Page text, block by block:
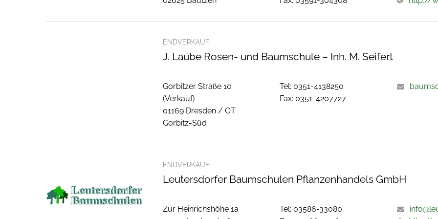
ENDVERKAUF
J. Laube Rosen- und Baumschule – Inh. M. Seifert
Gorbitzer Straße 10
(Verkauf)
01169 Dresden / OT
Gorbitz-Süd
Tel: 0351-4138250
Fax: 0351-4207727
ENDVERKAUF
Leutersdorfer Baumschulen Pflanzenhandels GmbH
Zur Heinrichshöhe 1a
Tel: 03586-33080